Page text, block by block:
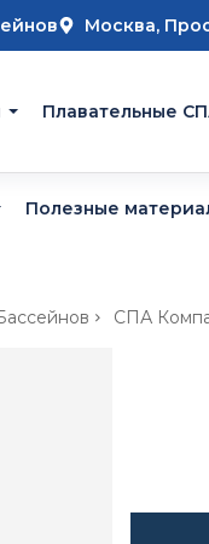
Москва,
Плавательные
Полезные
СПА